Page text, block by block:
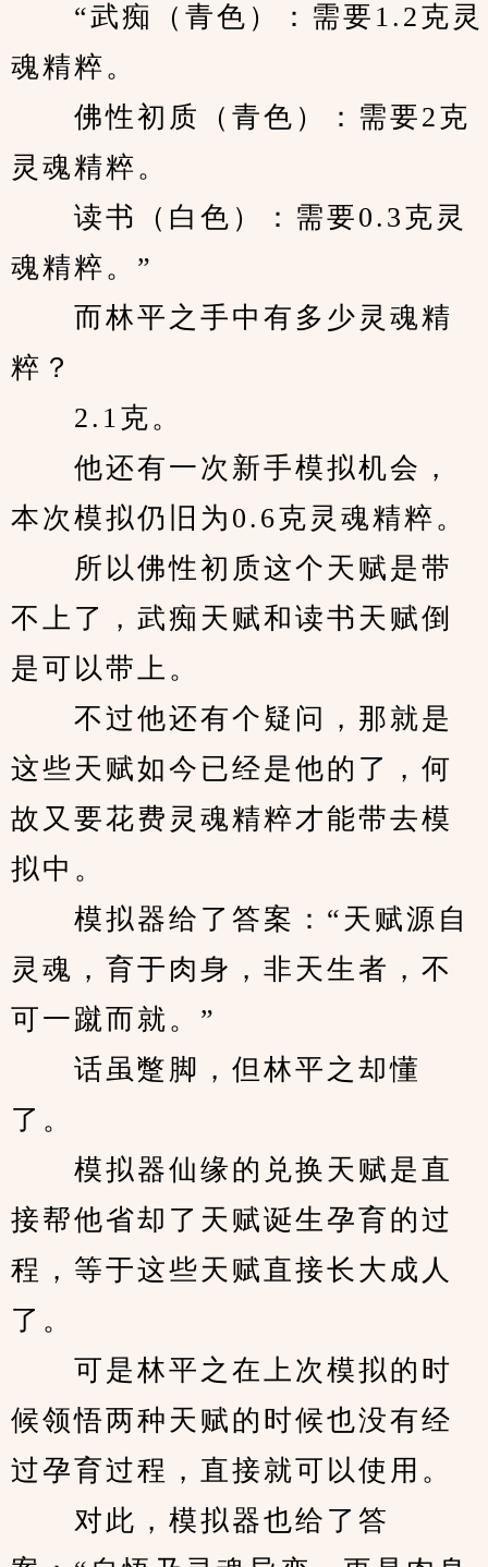
“武痴（青色）：需要1.2克灵
魂精粹。
佛性初质（青色）：需要2克
灵魂精粹。
读书（白色）：需要0.3克灵
魂精粹。”
而林平之手中有多少灵魂精
粹？
2.1克。
他还有一次新手模拟机会，
本次模拟仍旧为0.6克灵魂精粹。
所以佛性初质这个天赋是带
不上了，武痴天赋和读书天赋倒
是可以带上。
不过他还有个疑问，那就是
这些天赋如今已经是他的了，何
故又要花费灵魂精粹才能带去模
拟中。
模拟器给了答案：“天赋源自
灵魂，育于肉身，非天生者，不
可一蹴而就。”
话虽蹩脚，但林平之却懂
了。
模拟器仙缘的兑换天赋是直
接帮他省却了天赋诞生孕育的过
程，等于这些天赋直接长大成人
了。
可是林平之在上次模拟的时
候领悟两种天赋的时候也没有经
过孕育过程，直接就可以使用。
对此，模拟器也给了答